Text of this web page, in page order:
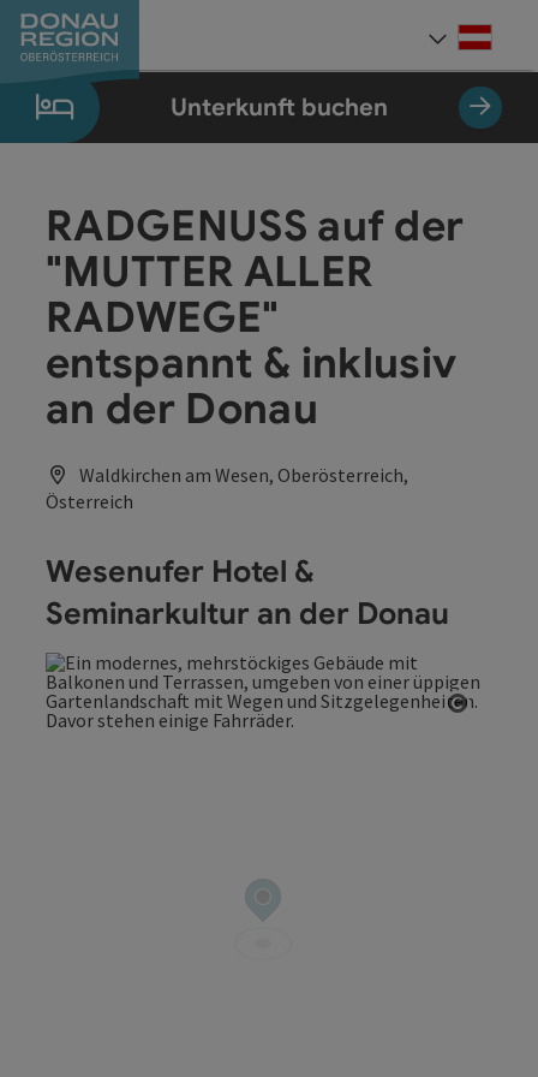
Zum Inhalt
Zur Navigation
Zum Seitenanfang
Zur Kontaktseite
Zum Impressum
Zur Startseite
Unterkunft buchen
RADGENUSS auf der
"MUTTER ALLER
RADWEGE"
entspannt & inklusiv
an der Donau
Waldkirchen am Wesen, Oberösterreich,
Österreich
Wesenufer Hotel &
Seminarkultur an der Donau